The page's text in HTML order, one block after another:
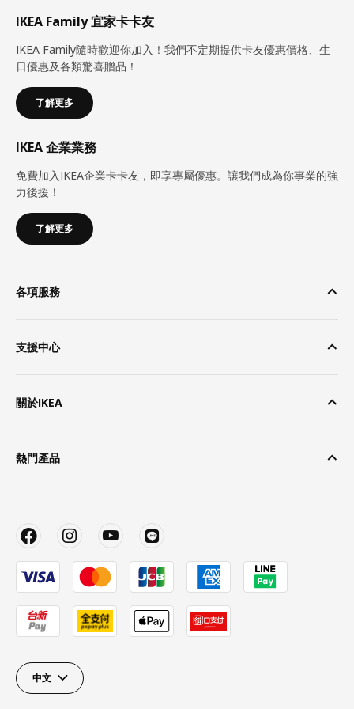
IKEA Family 宜家卡卡友
IKEA Family隨時歡迎你加入！我們不定期提供卡友優惠價格、生
日優惠及各類驚喜贈品！
了解更多
IKEA 企業業務
免費加入IKEA企業卡卡友，即享專屬優惠。讓我們成為你事業的強
力後援！
了解更多
各項服務
支援中心
關於IKEA
熱門產品
中文